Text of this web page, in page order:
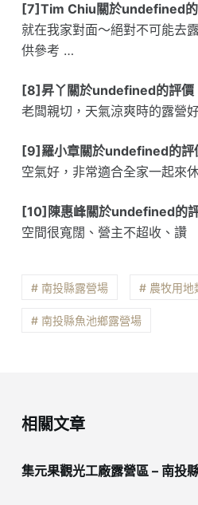
[7]Tim Chiu關於undefined的
就在我家對面～絕對不可能去
供參考 …
[8]昇丫關於undefined的評價
老闆親切，天氣涼爽時的露營
[9]羅小章關於undefined的評
空氣好，非常適合全家一起來
[10]陳惠峰關於undefined的
空間很寬闊、營主不超收、讚
# 南投縣露營場 # 農牧用地
# 南投縣魚池鄉露營場
相關文章
集元果觀光工廠露營區 – 南投